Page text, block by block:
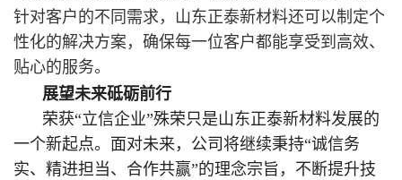
针对客户的不同需求，山东正泰新材料还可以制定个
性化的解决方案，确保每一位客户都能享受到高效、
贴心的服务。
展望未来砥砺前行
荣获“立信企业”殊荣只是山东正泰新材料发展的
一个新起点。面对未来，公司将继续秉持“诚信务
实、精进担当、合作共赢”的理念宗旨，不断提升技